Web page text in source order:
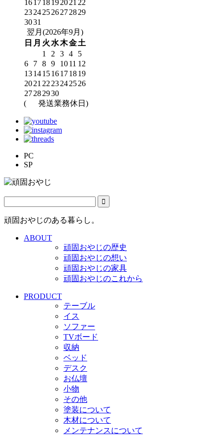
161718192021 22
23242526272829
3031
翌月(2026年9月)
日 月 火 水木金土
1
2 3 4
5
6
7 8 9 1011 12
13141516171819
2021 22 23242526
27282930
(
発送業務休日)
PC
SP
頑固おやじのある暮らし。
ABOUT
頑固おやじの歴史
頑固おやじの想い
頑固おやじの家具
頑固おやじのこれから
PRODUCT
テーブル
イス
ソファー
TVボード
収納
ベッド
デスク
お仏壇
小物
その他
塗装について
木材について
メンテナンスについて